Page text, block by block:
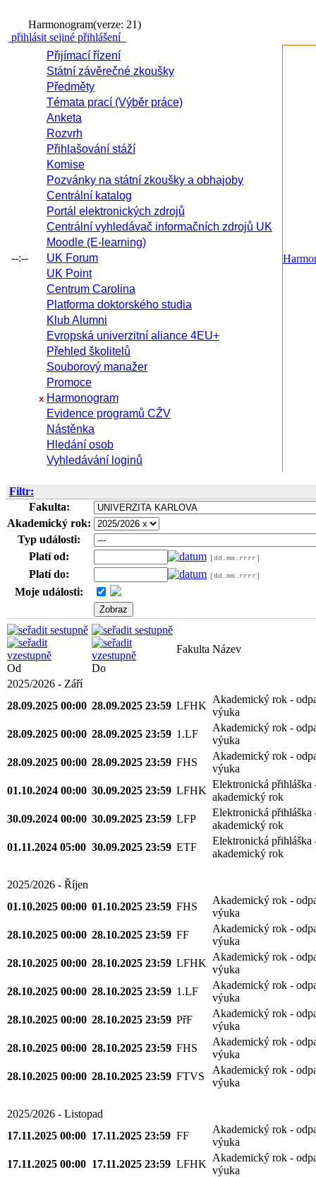
Harmonogram(verze: 21)
přihlásit sejiné přihlášení
--:--
Přijímací řízení
Státní závěrečné zkoušky
Předměty
Témata prací (Výběr práce)
Anketa
Rozvrh
Přihlašování stáží
Komise
Pozvánky na státní zkoušky a obhajoby
Centrální katalog
Portál elektronických zdrojů
Centrální vyhledávač informačních zdrojů UK
Moodle (E-learning)
UK Forum
UK Point
Centrum Carolina
Platforma doktorského studia
Klub Alumni
Evropská univerzitní aliance 4EU+
Přehled školitelů
Souborový manažer
Promoce
x Harmonogram
Evidence programů CŽV
Nástěnka
Hledání osob
Vyhledávání loginů
Filtr:
Fakulta:
Akademický rok:
Typ události:
Platí od:
[dd.mm.rrrr]
Platí do: [dd.mm.rrrr]
Moje události:
Od Do
Fakulta Název
2025/2026 - Září
28.09.2025 00:00 28.09.2025 23:59 LFHK
Akademický rok -
výuka
28.09.2025 00:00 28.09.2025 23:59 1.LF
Akademický rok -
výuka
28.09.2025 00:00 28.09.2025 23:59 FHS
Akademický rok -
výuka
01.10.2024 00:00 30.09.2025 23:59 LFHK
Elektronická přihláška
akademický rok
30.09.2024 00:00 30.09.2025 23:59 LFP
Elektronická přihláška
akademický rok
01.11.2024 05:00 30.09.2025 23:59 ETF
Elektronická přihláška
akademický rok
2025/2026 - Říjen
01.10.2025 00:00 01.10.2025 23:59 FHS
Akademický rok -
výuka
28.10.2025 00:00 28.10.2025 23:59 FF
Akademický rok -
výuka
28.10.2025 00:00 28.10.2025 23:59 LFHK
Akademický rok -
výuka
28.10.2025 00:00 28.10.2025 23:59 1.LF
Akademický rok -
výuka
28.10.2025 00:00 28.10.2025 23:59 PřF
Akademický rok -
výuka
28.10.2025 00:00 28.10.2025 23:59 FHS
Akademický rok -
výuka
28.10.2025 00:00 28.10.2025 23:59 FTVS
Akademický rok -
výuka
2025/2026 - Listopad
17.11.2025 00:00 17.11.2025 23:59 FF
Akademický rok -
výuka
17.11.2025 00:00 17.11.2025 23:59 LFHK
Akademický rok -
výuka